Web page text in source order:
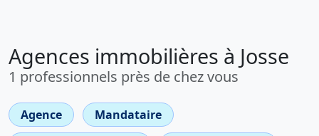
Agences immobilières à Josse
1 professionnels près de chez vous
Agence
Mandataire